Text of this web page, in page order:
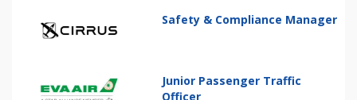
Safety & Compliance Manager
Junior Passenger Traffic
Officer